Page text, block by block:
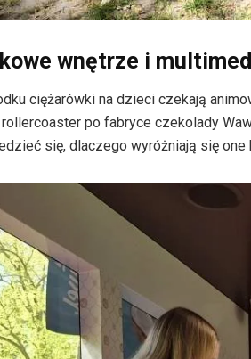
wnętrze i
ciężarówki na dzieci czekają
po fabryce czekolady
się, dlaczego wyróżniają się one